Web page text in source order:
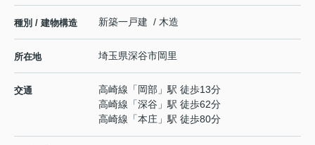
種別 / 建物構造 新築一戸建 / 木造
所在地 埼玉県深谷市岡里
交通 高崎線 「 岡部 」駅 徒歩13分
高崎線 「深谷 」駅 徒歩62分
高崎線 「本庄 」駅 徒歩80分